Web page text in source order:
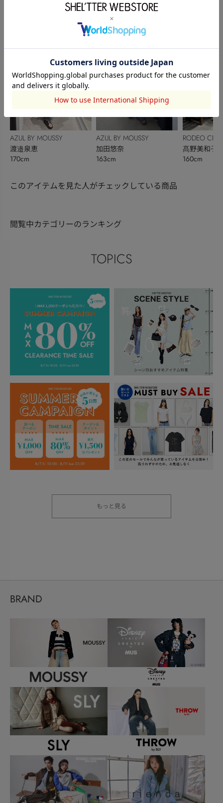
AZUL BY MOUSSY
渡邉泉恵
170cm
160cm
AZUL BY MOUSSY
加田悠奈
163cm
RODEO
BOWL
髙野美和子
160cm
このアイテムを見た人がチェックしている商品
閲覧中カテゴリーのランキング
TOPICS
もっと見る
BRAND